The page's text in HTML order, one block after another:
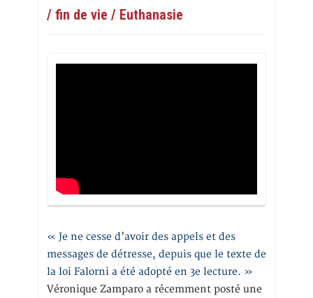
/ fin de vie / Euthanasie
« Je ne cesse d’avoir des appels et des
messages de détresse, depuis que le texte de
la loi Falorni a été adopté en 3e lecture. »
Véronique Zamparo a récemment posté une